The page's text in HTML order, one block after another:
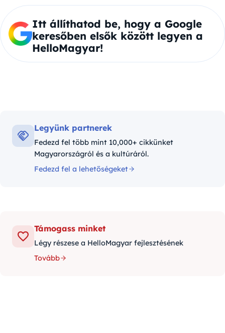
Itt állíthatod be, hogy a Google
keresőben elsők között legyen a
HelloMagyar!
Legyünk partnerek
Fedezd fel több mint 10,000+ cikkünket
Magyarországról és a kultúráról.
Fedezd fel a lehetőségeket
Támogass minket
Légy részese a HelloMagyar fejlesztésének
Tovább